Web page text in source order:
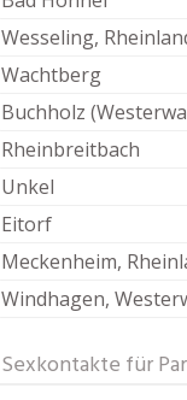
Wesseling,
Wachtberg
Buchholz
Rheinbreitbach
Unkel
Eitorf
Meckenheim,
Windhagen,
Sexkontakte für